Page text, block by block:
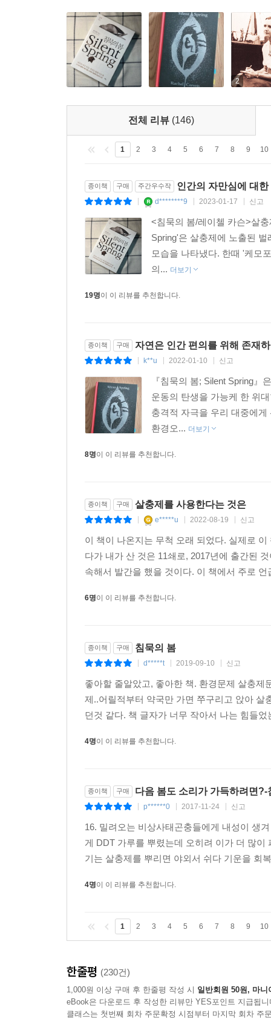
이 책을 통해 최초로 환경 문제의 심각성과 중
처음 그녀에 대한 언론과 화학업계의 깎아내리
농업에 별다른 해를 주지 않는다고 주장하며 “
저널리스트와 평론가들은 카슨을 “감정에 호소
하지만 1962년 9월 27일 출간된 이 책은 국민적
선정되었으며, 가을에만 60만 부가 팔리는 초베
10권’ 중 4위에 선정되었으며, 미국 랜덤하우스가
출간 50년 만에 다시 만나는 『침묵의 봄』!
미국에서 1962년 처음 발간된 이 책은, 그간 우
정식 한국어 저작권 계약을 맺은 최초의 책이
변화시킨 100인 중 한 사람이고, 이 책이 21세기
여전히 미흡한 수준이어서 안타깝기 그지없다.
레이첼 카슨이 『침묵의 봄』을 집필하게 된 직
말미암는다. 편지의 내용은 정부 소속 비행기
죽었다는 것이었다. 친구는 DDT를 사용한 당국
보내고 그 사본을 카슨에게 보냈던 것이다. 이를
위험성을 알리는 책을 저술하기로 결심했다.
전념했다.
이 책의 내용
자연의 조화가 아름다운 어느 작은 마을에, 어느
봄의 소리, 새들의 소리가 사라진 죽음의 공간으
낯선 정적이 감돌았다. 새들은 도대체 어디로
(……) 이런 마을이 실제로 존재하지는 않지만 미
2. 참아야 하는 의무
농약ㆍ살충제ㆍ제초제 등의 효과를 모르면서
아니다. 살충제 살포 과정은 끝없는 나선형처
만들어내려는 노력이 계속되었다. 그런데 다윈
계속되었다. 나중에 다시 설명하겠지만, 해충은
3. 죽음의 비술
동물실험 결과 염화탄화수소 성분의 살충제는
4. 지표수와 지하수, 5. 토양의 세계, 6. 지구의 녹색
이들 각종 유독성 화학물질의 남용이 물질문명의
2
전체 리뷰 (146)
1 2 3 4 5 6 7 8 9 10
종이책 구매 주간우수작 인간의 자만심에 대한
d********9 2023-01-17 신고
<침묵의 봄/레이첼 카슨>살
Spring'은 살충제에 노출된
모습을 나타냈다. 한때 '케모
의... 더보기
19명이 이 리뷰를 추천합니다.
종이책 구매 자연은 인간 편의를 위해 존재
k**u 2022-01-10 신고
『침묵의 봄; Silent Spring
운동의 탄생을 가능케 한 위
충격적 자극을 우리 대중에
환경오... 더보기
8명이 이 리뷰를 추천합니다.
종이책 구매 살충제를 사용한다는 것은
e*****u 2022-08-19 신고
이 책이 나온지는 무척 오래 되었다. 실제로
다가 내가 산 것은 11쇄로, 2017년에 출간된
속해서 발간을 했을 것이다. 이 책에서 주로
6명이 이 리뷰를 추천합니다.
종이책 구매 침묵의 봄
d*****t 2019-09-10 신고
좋아할 줄알았고, 좋아한 책. 환경문제 살충
제..어릴적부터 약국만 가면 쭈구리고 앉아 살
던것 같다. 책 글자가 너무 작아서 나는 힘들
4명이 이 리뷰를 추천합니다.
종이책 구매 다음 봄도 소리가 가득하려면?-
p******0 2017-11-24 신고
16. 밀려오는 비상사태곤충들에게 내성이 생
게 DDT 가루를 뿌렸는데 오히려 이가 더 많
기는 살충제를 뿌리면 야외서 쉬다 기운을 회
4명이 이 리뷰를 추천합니다.
1 2 3 4 5 6 7 8 9 10
한줄평 (230건)
1,000원 이상 구매 후 한줄평 작성 시 일반회원 50원, 마니
eBook은 다운로드 후 작성한 리뷰만 YES포인트 지급됩니
클래스는 첫번째 회차 주문확정 시점부터 마지막 회차 주